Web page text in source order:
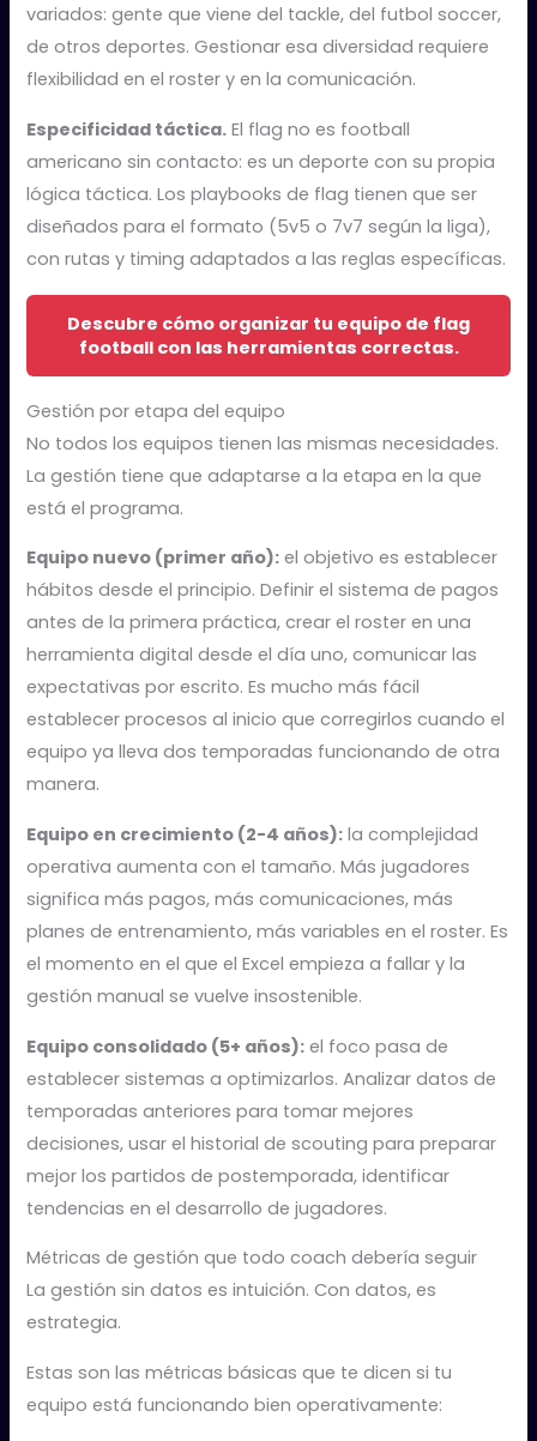
variados: gente que viene del tackle, del futbol soccer,
de otros deportes. Gestionar esa diversidad requiere
flexibilidad en el roster y en la comunicación.
Especificidad táctica. El flag no es football
americano sin contacto: es un deporte con su propia
lógica táctica. Los playbooks de flag tienen que ser
diseñados para el formato (5v5 o 7v7 según la liga),
con rutas y timing adaptados a las reglas específicas.
Descubre cómo organizar tu equipo de flag
football con las herramientas correctas.
Gestión por etapa del equipo
No todos los equipos tienen las mismas necesidades.
La gestión tiene que adaptarse a la etapa en la que
está el programa.
Equipo nuevo (primer año): el objetivo es establecer
hábitos desde el principio. Definir el sistema de pagos
antes de la primera práctica, crear el roster en una
herramienta digital desde el día uno, comunicar las
expectativas por escrito. Es mucho más fácil
establecer procesos al inicio que corregirlos cuando el
equipo ya lleva dos temporadas funcionando de otra
manera.
Equipo en crecimiento (2-4 años): la complejidad
operativa aumenta con el tamaño. Más jugadores
significa más pagos, más comunicaciones, más
planes de entrenamiento, más variables en el roster. Es
el momento en el que el Excel empieza a fallar y la
gestión manual se vuelve insostenible.
Equipo consolidado (5+ años): el foco pasa de
establecer sistemas a optimizarlos. Analizar datos de
temporadas anteriores para tomar mejores
decisiones, usar el historial de scouting para preparar
mejor los partidos de postemporada, identificar
tendencias en el desarrollo de jugadores.
Métricas de gestión que todo coach debería seguir
La gestión sin datos es intuición. Con datos, es
estrategia.
Estas son las métricas básicas que te dicen si tu
equipo está funcionando bien operativamente: